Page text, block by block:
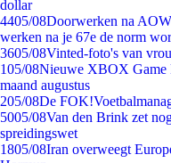
dollar
4405/08Doorwerken na
werken na je 67e de norm
3605/08Vinted-foto's van
105/08Nieuwe XBOX Game
maand augustus
205/08De
5005/08Van den Brink zet
spreidingswet
1805/08Iran overweegt